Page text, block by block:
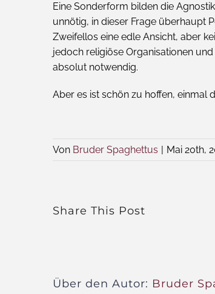
Eine Sonderform bilden die
unnötig, in dieser Frage überhaupt
Zweifellos eine edle Ansicht, aber
jedoch religiöse Organisationen
absolut notwendig.
Aber es ist schön zu hoffen, einmal
Von Bruder Spaghettus | Mai 20th,
Share This Post
Über den Autor: Bruder